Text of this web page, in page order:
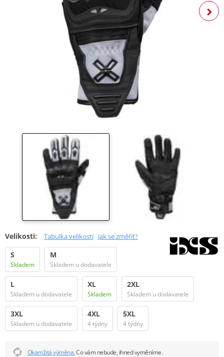
Velikosti: Tabulka velikostí Jak se změřit?
S
Skladem
M
Skladem u dodavatele
L
Skladem u dodavatele
XL
Skladem
2XL
Skladem u dodavatele
3XL
Skladem u dodavatele
4XL
4 týdny
5XL
4 týdny
Okamžitá výměna.Co vám nebude, ihned vyměníme.